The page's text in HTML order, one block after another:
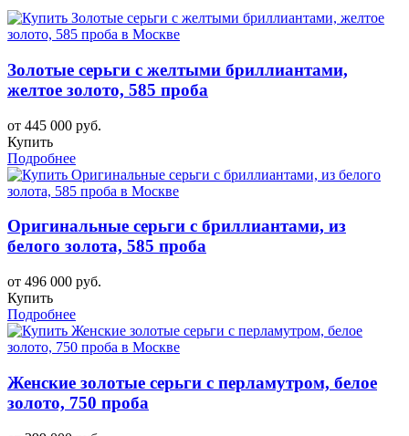
Золотые серьги c желтыми бриллиантами,
желтое золото, 585 проба
от 445 000 руб.
Купить
Подробнее
Оригинальные серьги с бриллиантами, из
белого золота, 585 проба
от 496 000 руб.
Купить
Подробнее
Женские золотые серьги с перламутром, белое
золото, 750 проба